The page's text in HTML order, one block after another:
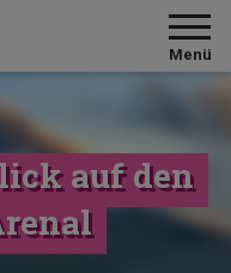
Menü
auf den